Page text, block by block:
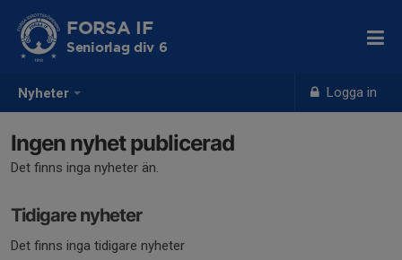
Nyheter Logga in
FORSA IF
Seniorlag div 6
Ingen nyhet publicerad
Det finns inga nyheter än.
Tidigare nyheter
Det finns inga tidigare nyheter